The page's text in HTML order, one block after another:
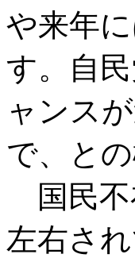
や来年
す。自
ャンス
で、と
国民不
左右さ